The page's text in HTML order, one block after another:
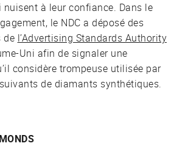
à leur confiance. Dans le
le NDC a déposé des
de l’Advertising Standards Authority
Uni afin de signaler une
considère trompeuse utilisée par
de diamants synthétiques.